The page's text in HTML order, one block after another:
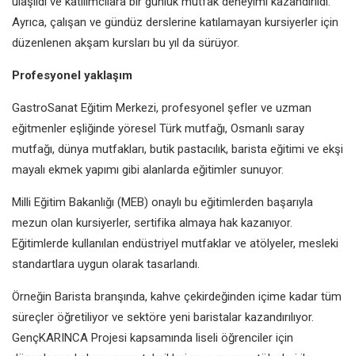
Ayrıca, çalışan ve gündüz derslerine katılamayan kursiyerler için
düzenlenen akşam kursları bu yıl da sürüyor.
Profesyonel yaklaşım
GastroSanat Eğitim Merkezi, profesyonel şefler ve uzman
eğitmenler eşliğinde yöresel Türk mutfağı, Osmanlı saray
mutfağı, dünya mutfakları, butik pastacılık, barista eğitimi ve ekşi
mayalı ekmek yapımı gibi alanlarda eğitimler sunuyor.
Milli Eğitim Bakanlığı (MEB) onaylı bu eğitimlerden başarıyla
mezun olan kursiyerler, sertifika almaya hak kazanıyor.
Eğitimlerde kullanılan endüstriyel mutfaklar ve atölyeler, mesleki
standartlara uygun olarak tasarlandı.
Örneğin Barista branşında, kahve çekirdeğinden içime kadar tüm
süreçler öğretiliyor ve sektöre yeni baristalar kazandırılıyor.
GençKARINCA Projesi kapsamında liseli öğrenciler için